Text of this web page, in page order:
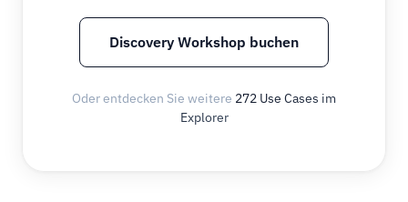
Discovery Workshop buchen
Oder entdecken Sie weitere 272 Use Cases im
Explorer